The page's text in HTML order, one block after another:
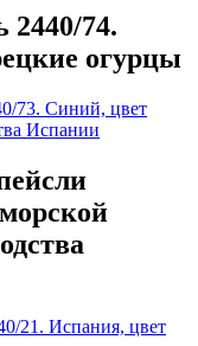
2440/74.
огурцы